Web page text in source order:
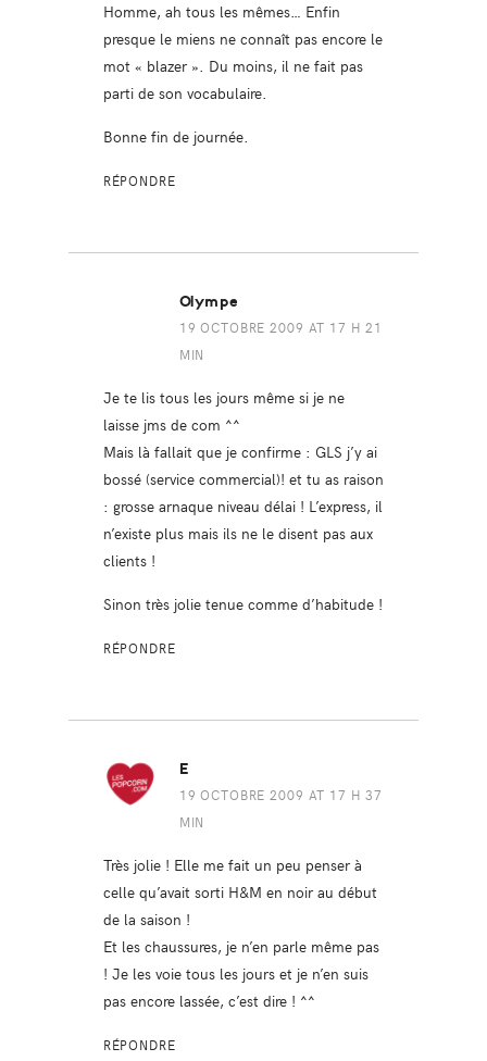
Homme, ah tous les mêmes… Enfin
presque le miens ne connaît pas encore le
mot « blazer ». Du moins, il ne fait pas
parti de son vocabulaire.
Bonne fin de journée.
RÉPONDRE
Olympe
19 OCTOBRE 2009 AT 17 H 21
MIN
Je te lis tous les jours même si je ne
laisse jms de com ^^
Mais là fallait que je confirme : GLS j’y ai
bossé (service commercial)! et tu as raison
: grosse arnaque niveau délai ! L’express, il
n’existe plus mais ils ne le disent pas aux
clients !
Sinon très jolie tenue comme d’habitude !
RÉPONDRE
E
19 OCTOBRE 2009 AT 17 H 37
MIN
Très jolie ! Elle me fait un peu penser à
celle qu’avait sorti H&M en noir au début
de la saison !
Et les chaussures, je n’en parle même pas
! Je les voie tous les jours et je n’en suis
pas encore lassée, c’est dire ! ^^
RÉPONDRE